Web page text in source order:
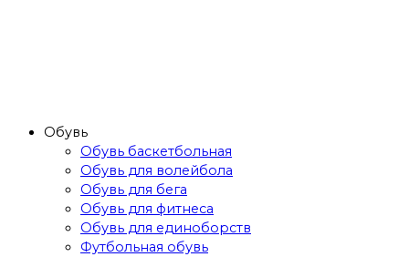
Обувь
Обувь баскетбольная
Обувь для волейбола
Обувь для бега
Обувь для фитнеса
Обувь для единоборств
Футбольная обувь